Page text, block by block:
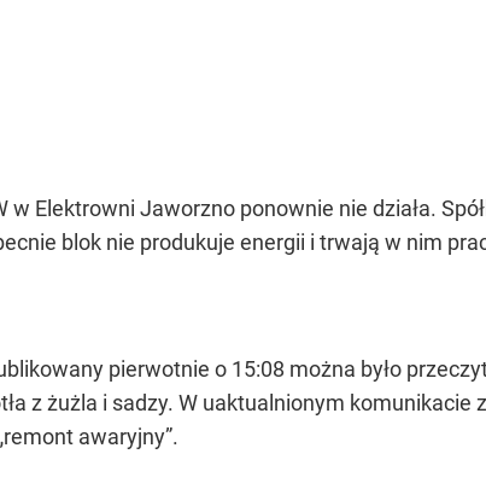
w Elektrowni Jaworzno ponownie nie działa.
blok nie produkuje energii i trwają w nim
pierwotnie o 15:08 można było
z żużla i sadzy. W uaktualnionym
awaryjny”.